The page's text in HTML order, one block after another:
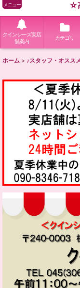
メニュー
☆
クインシーズ実店
舗案内
カテゴリ
ホーム > ♪スタッフ・オスス